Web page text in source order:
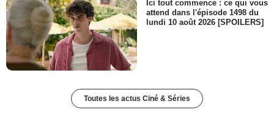
Ici tout commence : ce qui vous
attend dans l'épisode 1498 du
lundi 10 août 2026 [SPOILERS]
Toutes les actus Ciné & Séries